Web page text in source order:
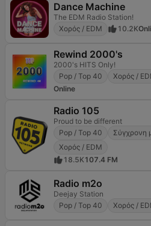
Dance Machine
The EDM Radio Station!
Χορός / EDM
10.2K
Rewind 2000's
2000's HITS Only!
Pop / Top 40
Χορός /
Online
Radio 105
Proud to be different
Pop / Top 40
Σύγχρονη
Χορός / EDM
18.5K107.4 FM
Radio m2o
Deejay Station
Pop / Top 40
Χορός /